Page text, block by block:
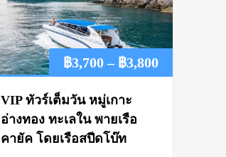
฿3,700 – ฿3,800Price
VIP ทัวร์เต็มวัน หมู่เกาะ
อ่างทอง ทะเลใน พายเรือ
คายัค โดยเรือสปีดโบ๊ท